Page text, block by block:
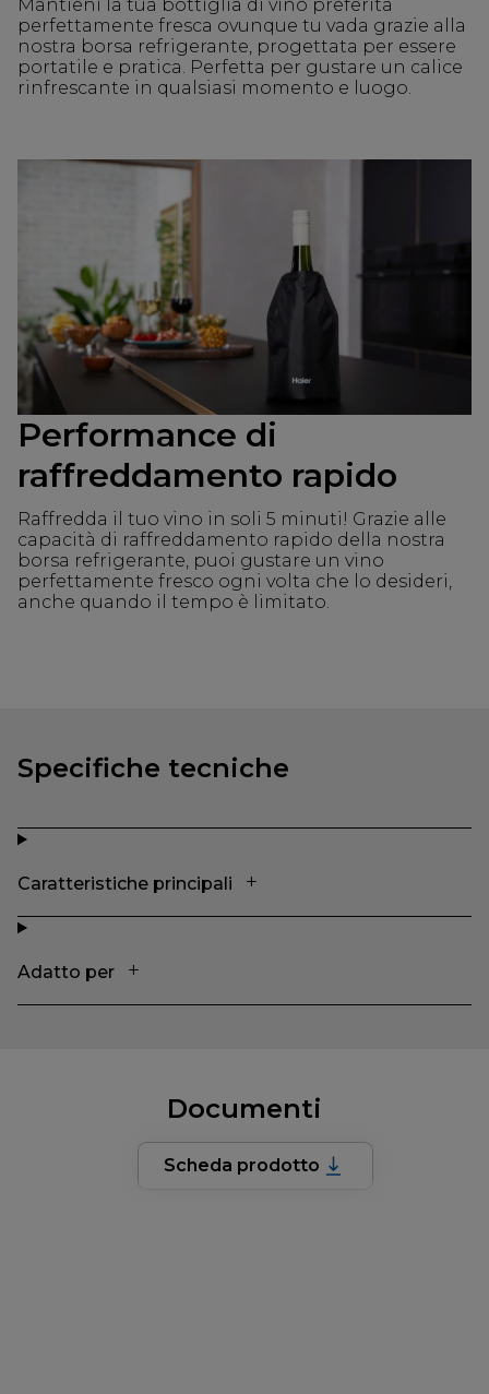
Mantieni la tua bottiglia di vino preferita
perfettamente fresca ovunque tu vada grazie alla
nostra borsa refrigerante, progettata per essere
portatile e pratica. Perfetta per gustare un calice
rinfrescante in qualsiasi momento e luogo.
Performance di
raffreddamento rapido
Raffredda il tuo vino in soli 5 minuti! Grazie alle
capacità di raffreddamento rapido della nostra
borsa refrigerante, puoi gustare un vino
perfettamente fresco ogni volta che lo desideri,
anche quando il tempo è limitato.
Specifiche tecniche
Caratteristiche principali
Adatto per
Documenti
Scheda prodotto